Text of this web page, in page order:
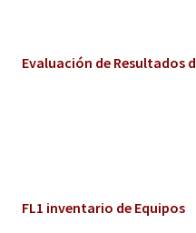
Evaluación de Resultados
FL1 inventario de Equipos